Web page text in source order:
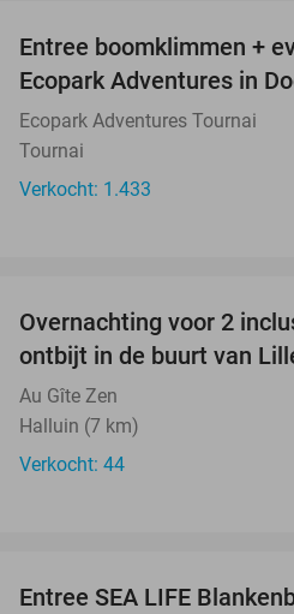
Entree boomklimmen +
Ecopark Adventures in
Ecopark Adventures Tournai
Tournai
Verkocht: 1.433
Overnachting voor 2
ontbijt in de buurt van
Au Gîte Zen
Halluin (7 km)
Verkocht: 44
Entree SEA LIFE